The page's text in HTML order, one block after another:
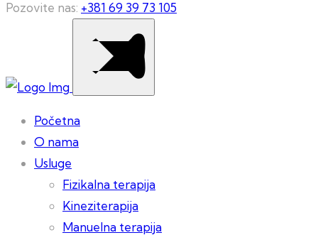
Pozovite nas: +381 69 39 73 105
Početna
O nama
Usluge
Fizikalna terapija
Kineziterapija
Manuelna terapija